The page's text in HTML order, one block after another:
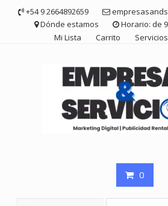
contenido
+54 9 2664892659
Dónde estamos
Horario: de
Mi Lista
Carrito Servicios
0